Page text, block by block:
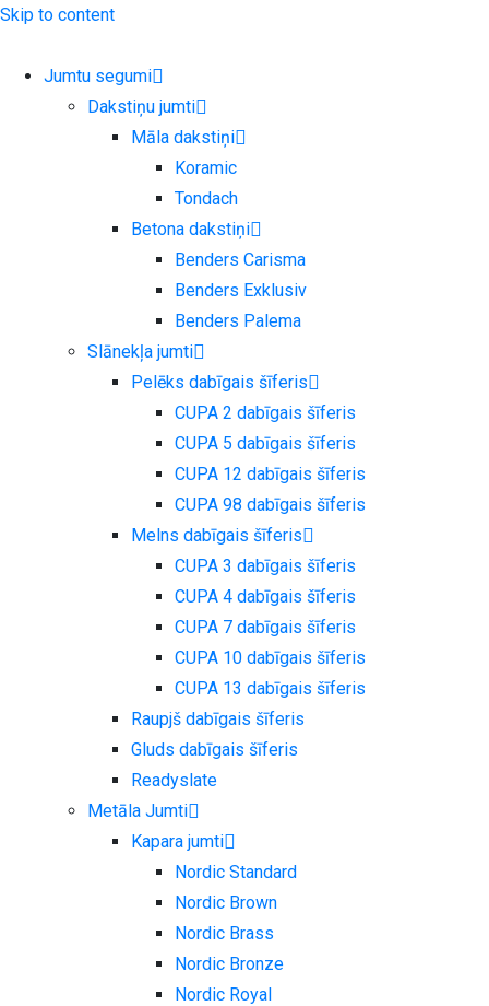
Skip to content
Jumtu segumi
Dakstiņu jumti
Māla dakstiņi
Koramic
Tondach
Betona dakstiņi
Benders Carisma
Benders Exklusiv
Benders Palema
Slānekļa jumti
Pelēks dabīgais šīferis
CUPA 2 dabīgais šīferis
CUPA 5 dabīgais šīferis
CUPA 12 dabīgais šīferis
CUPA 98 dabīgais šīferis
Melns dabīgais šīferis
CUPA 3 dabīgais šīferis
CUPA 4 dabīgais šīferis
CUPA 7 dabīgais šīferis
CUPA 10 dabīgais šīferis
CUPA 13 dabīgais šīferis
Raupjš dabīgais šīferis
Gluds dabīgais šīferis
Readyslate
Metāla Jumti
Kapara jumti
Nordic Standard
Nordic Brown
Nordic Brass
Nordic Bronze
Nordic Royal